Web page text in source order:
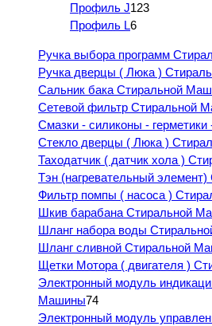
Профиль J123
Профиль L6
Ручка выбора программ
Ручка дверцы ( Люка )
Сальник бака Стиральной
Сетевой фильтр Стиральной
Смазки - силиконы - герметики
Стекло дверцы ( Люка )
Таходатчик ( датчик хола )
Тэн (нагревательный
Фильтр помпы ( насоса )
Шкив барабана Стиральной
Шланг набора воды
Шланг сливной Стиральной
Щетки Мотора ( двигателя )
Электронный модуль
Машины74
Электронный модуль